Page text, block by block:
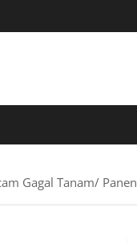
Gagal Tanam/ Panen